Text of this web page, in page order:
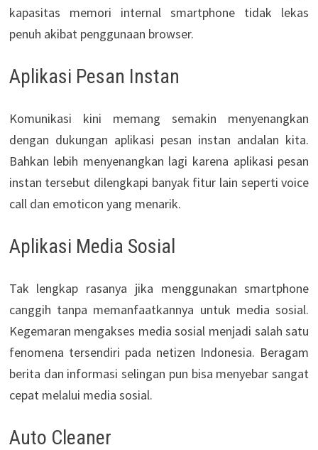
kapasitas memori internal smartphone tidak lekas
penuh akibat penggunaan browser.
Aplikasi Pesan Instan
Komunikasi kini memang semakin menyenangkan
dengan dukungan aplikasi pesan instan andalan kita.
Bahkan lebih menyenangkan lagi karena aplikasi pesan
instan tersebut dilengkapi banyak fitur lain seperti voice
call dan emoticon yang menarik.
Aplikasi Media Sosial
Tak lengkap rasanya jika menggunakan smartphone
canggih tanpa memanfaatkannya untuk media sosial.
Kegemaran mengakses media sosial menjadi salah satu
fenomena tersendiri pada netizen Indonesia. Beragam
berita dan informasi selingan pun bisa menyebar sangat
cepat melalui media sosial.
Auto Cleaner